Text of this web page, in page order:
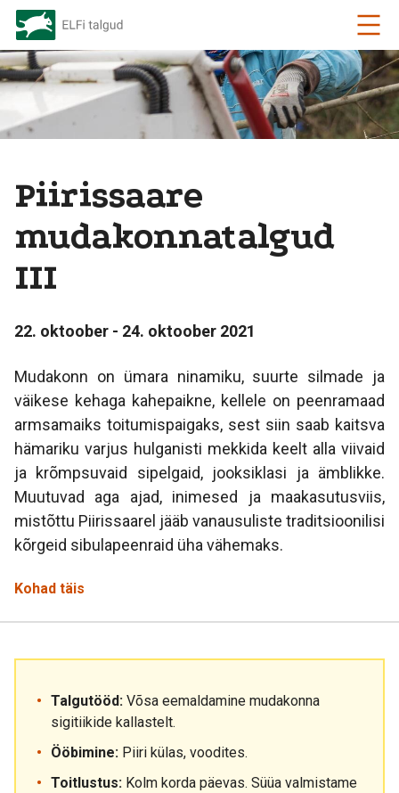
Piirissaare
mudakonnatalgud
III
22. oktoober - 24. oktoober 2021
Mudakonn on ümara ninamiku, suurte silmade ja
väikese kehaga kahepaikne, kellele on peenramaad
armsamaiks toitumispaigaks, sest siin saab kaitsva
hämariku varjus hulganisti mekkida keelt alla viivaid
ja krõmpsuvaid sipelgaid, jooksiklasi ja ämblikke.
Muutuvad aga ajad, inimesed ja maakasutusviis,
mistõttu Piirissaarel jääb vanausuliste traditsioonilisi
kõrgeid sibulapeenraid üha vähemaks.
Kohad täis
Talgutööd: Võsa eemaldamine mudakonna
sigitiikide kallastelt.
Ööbimine: Piiri külas, voodites.
Toitlustus: Kolm korda päevas. Süüa valmistame